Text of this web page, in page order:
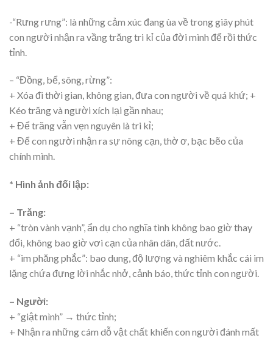
-“Rưng rưng”: là những cảm xúc đang ùa về trong giây phút
con người nhận ra vầng trăng tri kỉ của đời mình để rồi thức
tỉnh.
– “Đồng, bể, sông, rừng”:
+ Xóa đi thời gian, không gian, đưa con người về quá khứ; +
Kéo trăng và người xích lại gần nhau;
+ Để trăng vẫn vẹn nguyên là tri kỉ;
+ Để con người nhận ra sự nông cạn, thờ ơ, bạc bẽo của
chính mình.
* Hình ảnh đối lập:
– Trăng:
+ “tròn vành vạnh”, ẩn dụ cho nghĩa tình không bao giờ thay
đổi, không bao giờ vơi cạn của nhân dân, đất nước.
+ “im phăng phắc”: bao dung, độ lượng và nghiêm khắc cái im
lặng chứa đựng lời nhắc nhở, cảnh báo, thức tỉnh con người.
– Người:
+ “giật mình” → thức tỉnh;
+ Nhận ra những cám dỗ vật chất khiến con người đánh mất